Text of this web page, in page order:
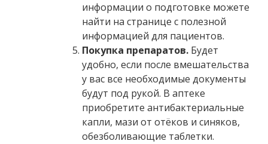
информации о подготовке можете
найти на странице с полезной
информацией для пациентов.
Покупка препаратов. Будет
удобно, если после вмешательства
у вас все необходимые документы
будут под рукой. В аптеке
приобретите антибактериальные
капли, мази от отёков и синяков,
обезболивающие таблетки.